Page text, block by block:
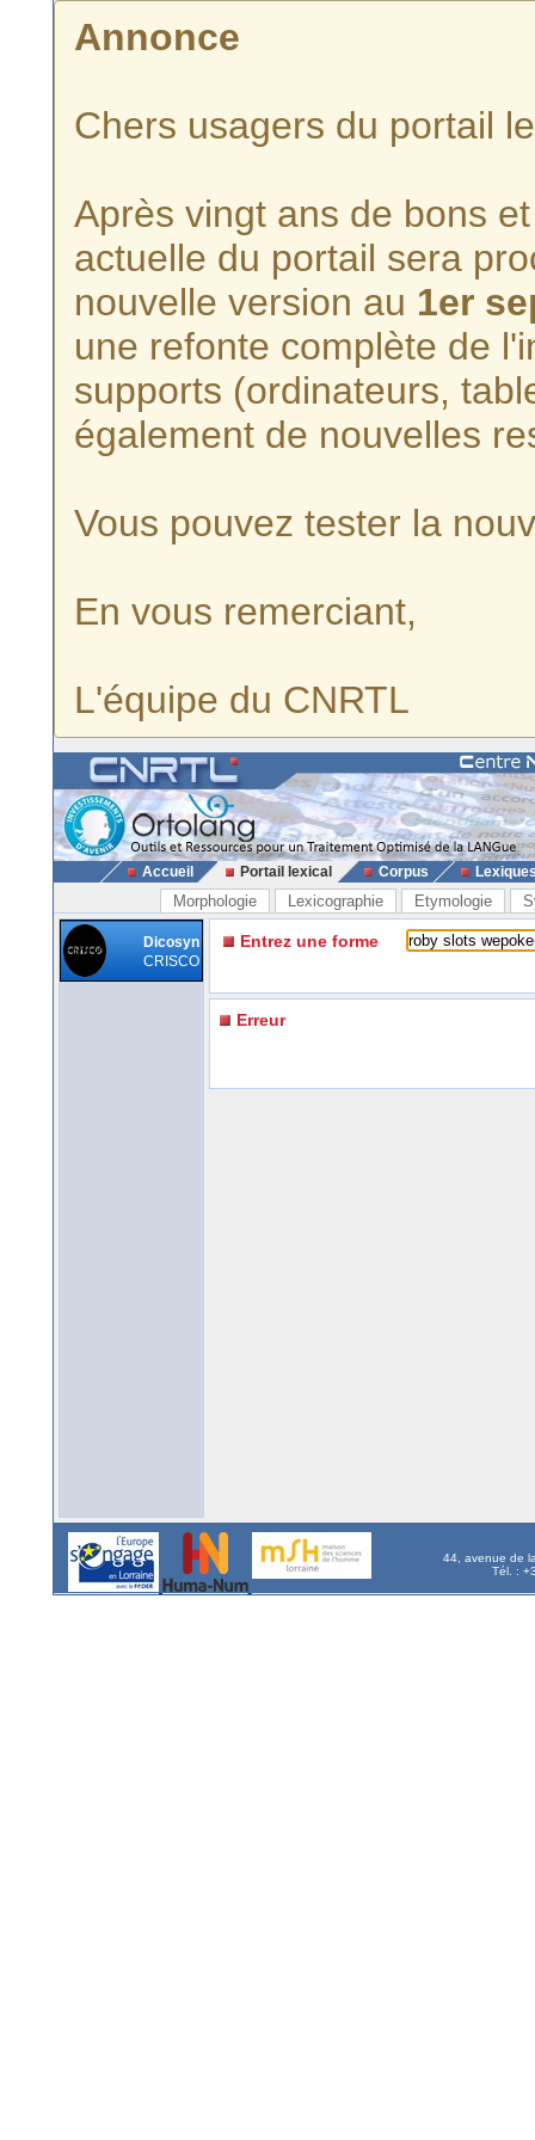
Annonce
Chers usagers du portail
Après vingt ans de bons
actuelle du portail sera
nouvelle version au 1er
une refonte complète de
supports (ordinateurs,
également de nouvelles
Vous pouvez tester la
En vous remerciant,
L'équipe du CNRTL
Accueil Portail lexical Corpus
Morphologie Lexicographie Etymologie
Dicosyn
CRISCO
Entrez une forme
Erreur
44, avenue de
Tél. :